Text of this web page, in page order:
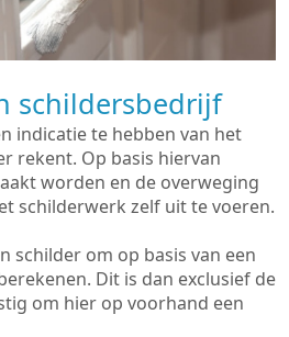
schildersbedrijf
indicatie te hebben van het
rekent. Op basis hiervan
worden en de overweging
schilderwerk zelf uit te voeren.
schilder om op basis van een
Dit is dan exclusief de
om hier op voorhand een